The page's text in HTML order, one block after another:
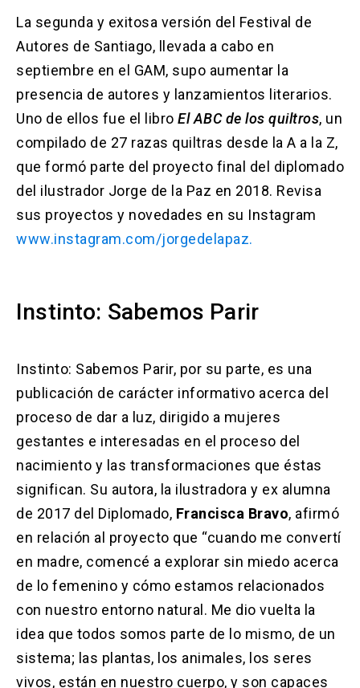
La segunda y exitosa versión del Festival de
Autores de Santiago, llevada a cabo en
septiembre en el GAM, supo aumentar la
presencia de autores y lanzamientos literarios.
Uno de ellos fue el libro El ABC de los quiltros, un
compilado de 27 razas quiltras desde la A a la Z,
que formó parte del proyecto final del diplomado
del ilustrador Jorge de la Paz en 2018. Revisa
sus proyectos y novedades en su Instagram
www.instagram.com/jorgedelapaz.
Instinto: Sabemos Parir
Instinto: Sabemos Parir, por su parte, es una
publicación de carácter informativo acerca del
proceso de dar a luz, dirigido a mujeres
gestantes e interesadas en el proceso del
nacimiento y las transformaciones que éstas
significan. Su autora, la ilustradora y ex alumna
de 2017 del Diplomado, Francisca Bravo, afirmó
en relación al proyecto que “cuando me convertí
en madre, comencé a explorar sin miedo acerca
de lo femenino y cómo estamos relacionados
con nuestro entorno natural. Me dio vuelta la
idea que todos somos parte de lo mismo, de un
sistema; las plantas, los animales, los seres
vivos, están en nuestro cuerpo, y son capaces